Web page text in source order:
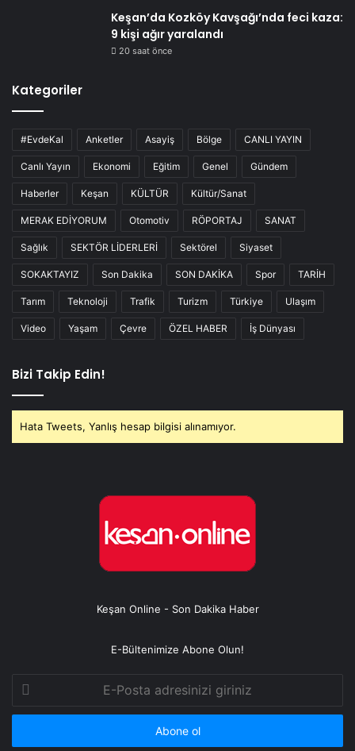
Keşan’da Kozköy Kavşağı’nda feci kaza:
9 kişi ağır yaralandı
20 saat önce
Kategoriler
#EvdeKal Anketler Asayiş Bölge CANLI YAYIN
Canlı Yayın Ekonomi Eğitim Genel Gündem
Haberler Keşan KÜLTÜR Kültür/Sanat
MERAK EDİYORUM Otomotiv RÖPORTAJ SANAT
Sağlık SEKTÖR LİDERLERİ Sektörel Siyaset
SOKAKTAYIZ Son Dakika SON DAKİKA Spor TARİH
Tarım Teknoloji Trafik Turizm Türkiye Ulaşım
Video Yaşam Çevre ÖZEL HABER İş Dünyası
Bizi Takip Edin!
Hata Tweets, Yanlış hesap bilgisi alınamıyor.
Keşan Online - Son Dakika Haber
E-Bültenimize Abone Olun!
Posta
adresinizi